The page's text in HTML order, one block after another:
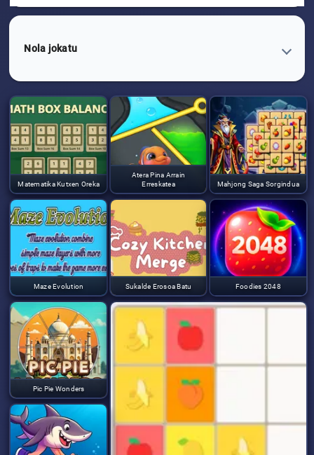
Nola jokatu
Matematika Kutxen Oreka
Atera Pina Arrain
Erreskatea
Mahjong Saga Sorgindua
Maze Evolution Sukalde Erosoa Batu Foodies 2048
Pic Pie Wonders